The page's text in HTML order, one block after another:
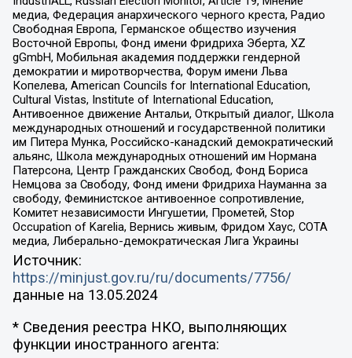
медиа, Федерация анархического черного креста, Радио
Свободная Европа, Германское общество изучения
Восточной Европы, Фонд имени Фридриха Эберта, XZ
gGmbH, Мобильная академия поддержки гендерной
демократии и миротворчества, Форум имени Льва
Копелева, American Councils for International Education,
Cultural Vistas, Institute of International Education,
Антивоенное движение Антальи, Открытый диалог, Школа
международных отношений и государственной политики
им Питера Мунка, Российско-канадский демократический
альянс, Школа международных отношений им Нормана
Патерсона, Центр Гражданских Свобод, Фонд Бориса
Немцова за Свободу, Фонд имени Фридриха Науманна за
свободу, Феминистское антивоенное сопротивление,
Комитет независимости Ингушетии, Прометей, Stop
Occupation of Karelia, Вернись живым, Фридом Хаус, СОТА
медиа, Либерально-демократическая Лига Украины
Источник:
https://minjust.gov.ru/ru/documents/7756/
данные на 13.05.2024
* Сведения реестра НКО, выполняющих
функции иностранного агента: